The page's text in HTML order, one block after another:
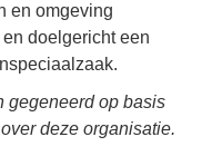
en omgeving
doelgericht een
gegeneerd op basis
deze organisatie.